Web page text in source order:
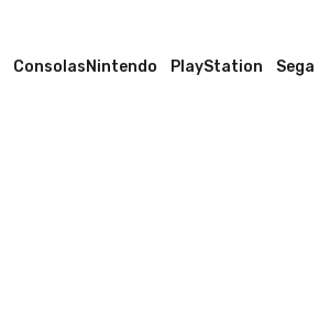
ConsolasNintendo PlayStation Sega